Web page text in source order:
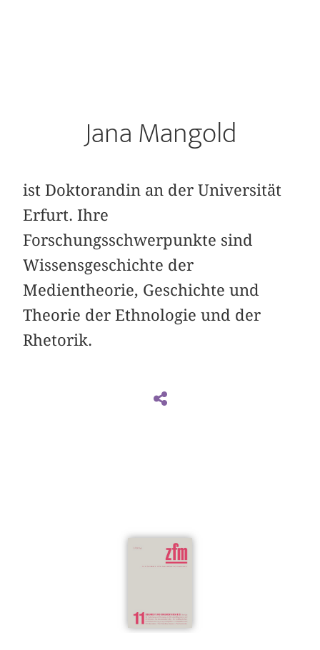
Jana Mangold
ist Doktorandin an der Universität
Erfurt. Ihre
Forschungsschwerpunkte sind
Wissensgeschichte der
Medientheorie, Geschichte und
Theorie der Ethnologie und der
Rhetorik.